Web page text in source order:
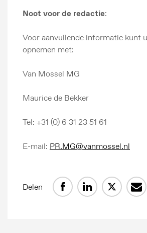
Persberichten
Beeldbank
Noot voor de redactie:
Voor aanvullende informatie kunt
opnemen met:
Van Mossel MG
Maurice de Bekker
Tel: +31 (0) 6 31 23 51 61
E-mail: PR.MG@vanmossel.nl
Delen